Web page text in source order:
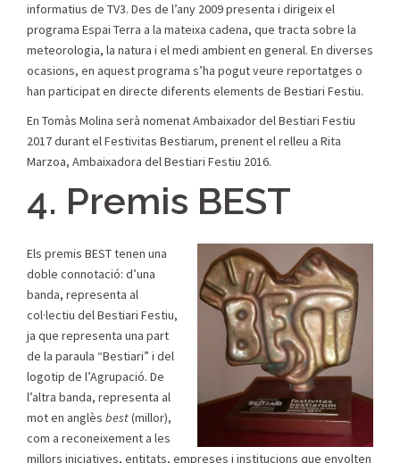
informatius de TV3. Des de l’any 2009 presenta i dirigeix el
programa Espai Terra a la mateixa cadena, que tracta sobre la
meteorologia, la natura i el medi ambient en general. En diverses
ocasions, en aquest programa s’ha pogut veure reportatges o
han participat en directe diferents elements de Bestiari Festiu.
En Tomàs Molina serà nomenat Ambaixador del Bestiari Festiu
2017 durant el Festivitas Bestiarum, prenent el relleu a Rita
Marzoa, Ambaixadora del Bestiari Festiu 2016.
4. Premis BEST
Els premis BEST tenen una
doble connotació: d’una
banda, representa al
col·lectiu del Bestiari Festiu,
ja que representa una part
de la paraula “Bestiari” i del
logotip de l’Agrupació. De
l’altra banda, representa al
mot en anglès best(millor),
com a reconeixement a les
millors iniciatives, entitats, empreses i institucions que envolten